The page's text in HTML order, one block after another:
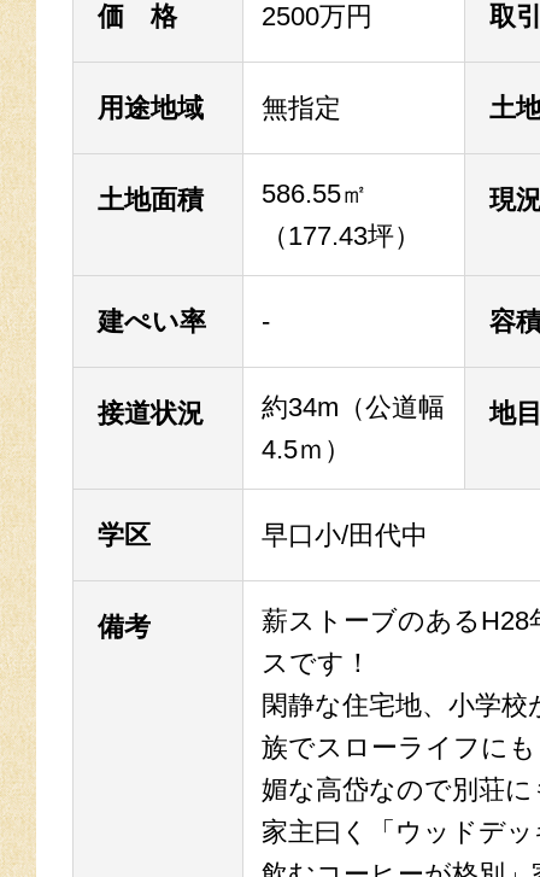
価 格 2500万円 取
用途地域 無指定 土
土地面積
586.55㎡
（177.43坪）
現
建ぺい率 - 容
接道状況
約34m（公道幅
4.5ｍ）
地
学区 早口小/田代中
備考
薪ストーブのある
スです！
閑静な住宅地、小学
族でスローライフに
媚な高岱なので別荘
家主曰く「ウッドデ